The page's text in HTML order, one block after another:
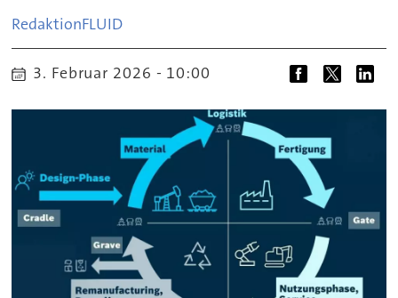
RedaktionFLUID
3. Februar 2026 - 10:00